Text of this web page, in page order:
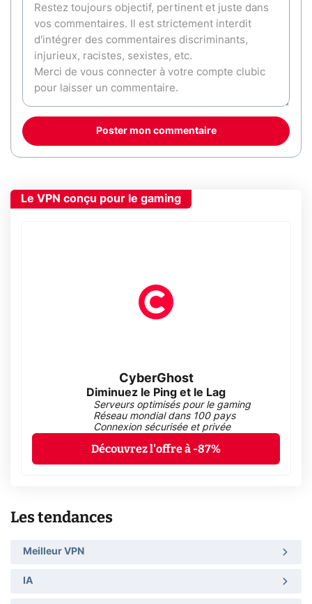
Poster mon commentaire
Le VPN conçu pour le gaming
CyberGhost
Diminuez le Ping et le Lag
Serveurs optimisés pour le gaming
Réseau mondial dans 100 pays
Connexion sécurisée et privée
Découvrez l'offre à -87%
Les tendances
Meilleur VPN
IA